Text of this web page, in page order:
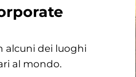
alcuni dei luoghi
al mondo.